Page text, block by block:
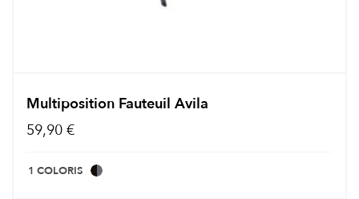
Multiposition Fauteuil Avila
59,90 €
1 COLORIS